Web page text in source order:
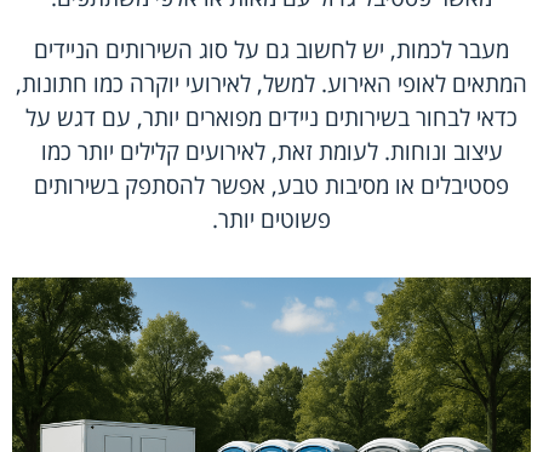
מעבר לכמות, יש לחשוב גם על סוג השירותים הניידים
המתאים לאופי האירוע. למשל, לאירועי יוקרה כמו חתונות,
כדאי לבחור בשירותים ניידים מפוארים יותר, עם דגש על
עיצוב ונוחות. לעומת זאת, לאירועים קלילים יותר כמו
פסטיבלים או מסיבות טבע, אפשר להסתפק בשירותים
פשוטים יותר.